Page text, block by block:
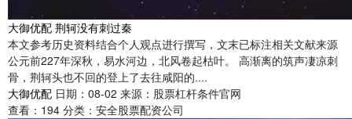
大御优配 荆轲没有刺过秦
本文参考历史资料结合个人观点进行撰写，文末已标注相关文献来源
公元前227年深秋，易水河边，北风卷起枯叶。 高渐离的筑声凄凉刺
骨，荆轲头也不回的登上了去往咸阳的....
大御优配 日期：08-02 来源：股票杠杆条件官网
查看： 194 分类： 安全股票配资公司